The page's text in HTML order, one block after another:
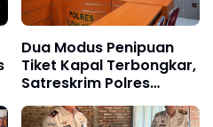
Dua Modus Penipuan
Tiket Kapal Terbongkar,
Satreskrim Polres
Pelabuhan Makassar
Ungkap Kasus Menonjol